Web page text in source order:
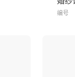
编号